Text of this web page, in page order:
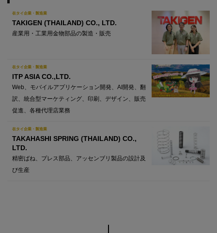
在タイ企業・製造業
TAKIGEN (THAILAND) CO., LTD.
産業用・工業用金物部品の製造・販売
在タイ企業・製造業
ITP ASIA CO.,LTD.
Web、モバイルアプリケーション開発、AI開発、翻
訳、統合型マーケティング、印刷、デザイン、販売
促進、各種代理店業務
在タイ企業・製造業
TAKAHASHI SPRING (THAILAND) CO.,
LTD.
精密ばね、プレス部品、アッセンブリ製品の設計及
び生産